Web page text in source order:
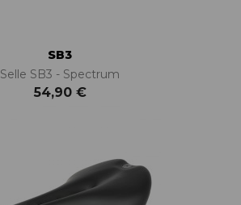
SB3
Selle SB3 - Spectrum
54,90 €